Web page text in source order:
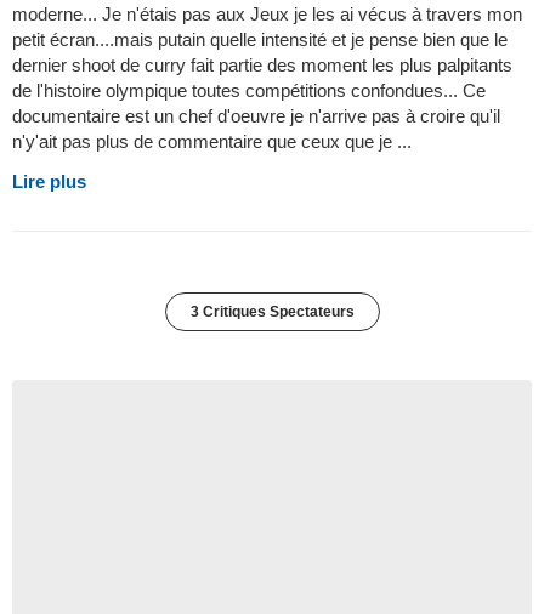
moderne... Je n'étais pas aux Jeux je les ai vécus à travers mon
petit écran....mais putain quelle intensité et je pense bien que le
dernier shoot de curry fait partie des moment les plus palpitants
de l'histoire olympique toutes compétitions confondues... Ce
documentaire est un chef d'oeuvre je n'arrive pas à croire qu'il
n'y'ait pas plus de commentaire que ceux que je ...
Lire plus
3 Critiques Spectateurs